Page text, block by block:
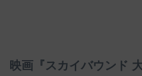
映画『スカイバウンド